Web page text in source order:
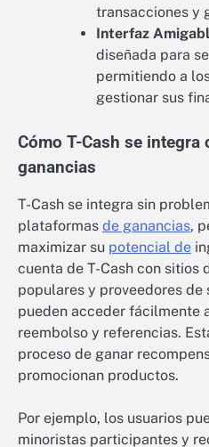
transacciones y
Interfaz
diseñada para
permitiendo a
gestionar sus
Cómo T-Cash se
ganancias
T-Cash se integra sin
plataformas de ganancias,
maximizar su potencial de
cuenta de T-Cash con sitios
populares y proveedores de
pueden acceder fácilmente
reembolso y referencias.
proceso de ganar
promocionan productos.
Por ejemplo, los usuarios
minoristas participantes y